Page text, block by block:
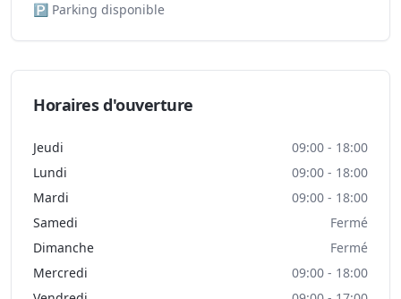
🅿️ Parking disponible
Horaires d'ouverture
Jeudi
09:00 - 18:00
Lundi
09:00 - 18:00
Mardi
09:00 - 18:00
Samedi
Fermé
Dimanche
Fermé
Mercredi
09:00 - 18:00